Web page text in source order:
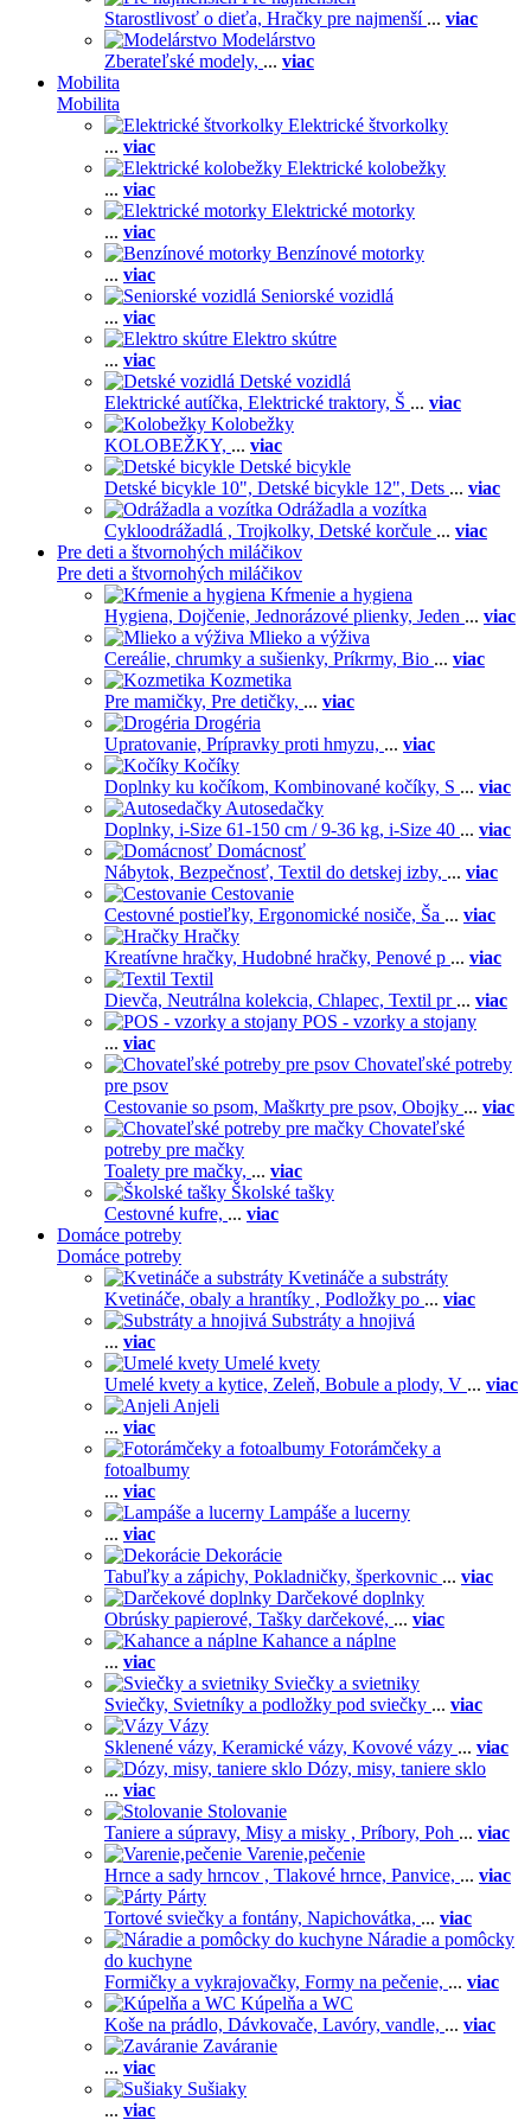
Starostlivosť o dieťa, Hračky pre najmenší ... viac
Modelárstvo
Zberateľské modely, ... viac
Mobilita
Mobilita
Elektrické štvorkolky
... viac
Elektrické kolobežky
... viac
Elektrické motorky
... viac
Benzínové motorky
... viac
Seniorské vozidlá
... viac
Elektro skútre
... viac
Detské vozidlá
Elektrické autíčka, Elektrické traktory, Š ... viac
Kolobežky
KOLOBEŽKY, ... viac
Detské bicykle
Detské bicykle 10", Detské bicykle 12", Dets ... viac
Odrážadla a vozítka
Cykloodrážadlá , Trojkolky, Detské korčule ... viac
Pre deti a štvornohých miláčikov
Pre deti a štvornohých miláčikov
Kŕmenie a hygiena
Hygiena, Dojčenie, Jednorázové plienky, Jeden ... viac
Mlieko a výživa
Cereálie, chrumky a sušienky, Príkrmy, Bio ... viac
Kozmetika
Pre mamičky, Pre detičky, ... viac
Drogéria
Upratovanie, Prípravky proti hmyzu, ... viac
Kočíky
Doplnky ku kočíkom, Kombinované kočíky, S ... viac
Autosedačky
Doplnky, i-Size 61-150 cm / 9-36 kg, i-Size 40 ... viac
Domácnosť
Nábytok, Bezpečnosť, Textil do detskej izby, ... viac
Cestovanie
Cestovné postieľky, Ergonomické nosiče, Ša ... viac
Hračky
Kreatívne hračky, Hudobné hračky, Penové p ... viac
Textil
Dievča, Neutrálna kolekcia, Chlapec, Textil pr ... viac
POS - vzorky a stojany
... viac
Chovateľské potreby
pre psov
Cestovanie so psom, Maškrty pre psov, Obojky ... viac
Chovateľské
potreby pre mačky
Toalety pre mačky, ... viac
Školské tašky
Cestovné kufre, ... viac
Domáce potreby
Domáce potreby
Kvetináče a substráty
Kvetináče, obaly a hrantíky , Podložky po ... viac
Substráty a hnojivá
... viac
Umelé kvety
Umelé kvety a kytice, Zeleň, Bobule a plody, V ... viac
Anjeli
... viac
Fotorámčeky a
fotoalbumy
... viac
Lampáše a lucerny
... viac
Dekorácie
Tabuľky a zápichy, Pokladničky, šperkovnic ... viac
Darčekové doplnky
Obrúsky papierové, Tašky darčekové, ... viac
Kahance a náplne
... viac
Sviečky a svietniky
Sviečky, Svietníky a podložky pod sviečky ... viac
Vázy
Sklenené vázy, Keramické vázy, Kovové vázy ... viac
Dózy, misy, taniere sklo
... viac
Stolovanie
Taniere a súpravy, Misy a misky , Príbory, Poh ... viac
Varenie,pečenie
Hrnce a sady hrncov , Tlakové hrnce, Panvice, ... viac
Párty
Tortové sviečky a fontány, Napichovátka, ... viac
Náradie a pomôcky
do kuchyne
Formičky a vykrajovačky, Formy na pečenie, ... viac
Kúpelňa a WC
Koše na prádlo, Dávkovače, Lavóry, vandle, ... viac
Zaváranie
... viac
Sušiaky
... viac